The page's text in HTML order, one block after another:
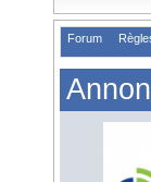
Forum